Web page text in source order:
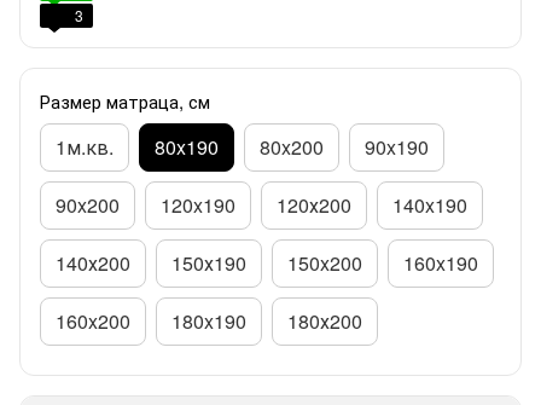
3
Размер матраца, см
1м.кв. 80x190 80x200 90x190
90x200 120x190 120х200 140x190
140х200 150х190 150x200 160x190
160x200 180x190 180х200